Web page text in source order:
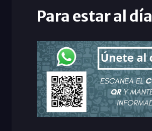
Para estar al día